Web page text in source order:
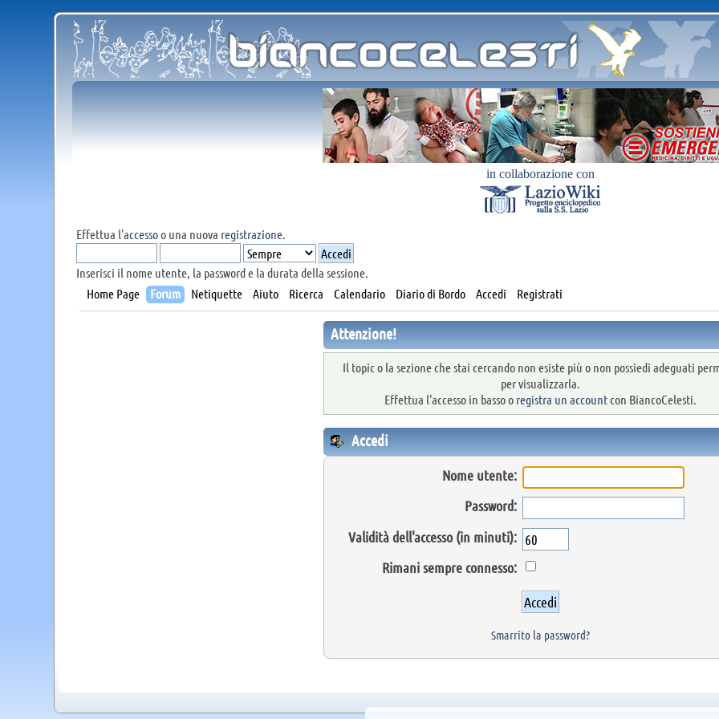
in collaborazione con
Effettua l'accessoo una nuova registrazione.
Inserisci il nome utente, la password e la durata della sessione.
Home Page
Forum Netiquette Aiuto Ricerca Calendario Diario di Bordo Accedi Registrati
Attenzione!
Il topic o la sezione che stai cercando non esiste più o non possiedi adeguati
per visualizzarla.
Effettua l'accesso in basso o registra un accountcon BiancoCelesti.
Accedi
Nome utente:
Password:
Validità dell'accesso (in minuti):
Rimani sempre connesso:
Smarrito la password?